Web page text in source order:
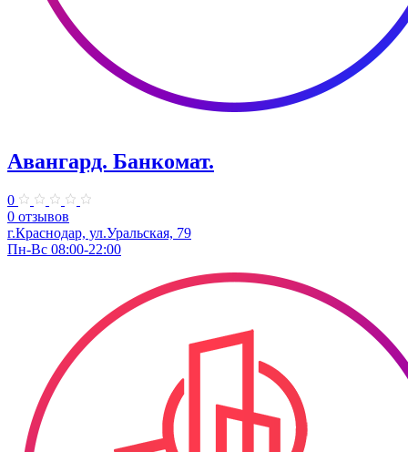
Авангард. Банкомат.
0
0 отзывов
г.Краснодар, ул.Уральская, 79
Пн-Вс 08:00-22:00